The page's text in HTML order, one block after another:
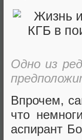
Одно из
Впрочем,
что
аспирант